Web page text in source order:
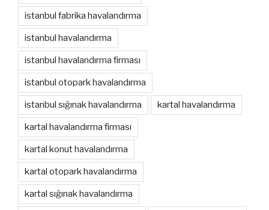
istanbul fabrika havalandırma
istanbul havalandırma
istanbul havalandırma firması
istanbul otopark havalandırma
istanbul sığınak havalandırma kartal havalandırma
kartal havalandırma firması
kartal konut havalandırma
kartal otopark havalandırma
kartal sığınak havalandırma